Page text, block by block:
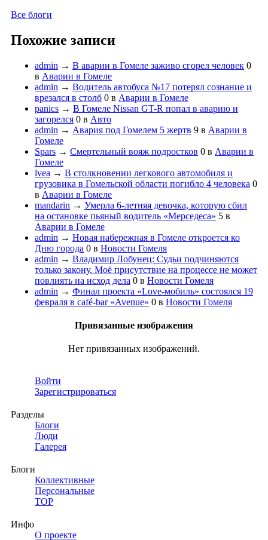
Все блоги
Похожие записи
admin → В аварии в Гомеле заживо сгорел человек 0
в Аварии в Гомеле
admin → Водитель автобуса №17 потерял сознание и
врезался в столб 0 в Аварии в Гомеле
panics → В Гомеле Nissan GT-R попал в аварию и
загорелся 0 в Авто
admin → Авария под Гомелем 5 жертв 9 в Аварии в
Гомеле
Spars → Смертельный вояж подростков 0 в Аварии в
Гомеле
lvea → В столкновении легкового автомобиля и
грузовика в Гомельской области погибло 4 человека 0
в Аварии в Гомеле
mandarin → Умерла 6-летняя девочка, которую сбил
на остановке пьяный водитель «Мерседеса» 5 в
Аварии в Гомеле
admin → Новая набережная в Гомеле откроется ко
Дню города 0 в Новости Гомеля
admin → Владимир Лобунец: Судьи подчиняются
только закону. Моё присутствие на процессе не может
повлиять на исход дела 0 в Новости Гомеля
admin → Финал проекта «Love-мобиль» состоялся 19
февраля в café-bar «Avenue» 0 в Новости Гомеля
Привязанные изображения
Нет привязанных изображений.
Войти
Зарегистрироваться
Разделы
Блоги
Люди
Галерея
Блоги
Коллективные
Персональные
TOP
Инфо
О проекте